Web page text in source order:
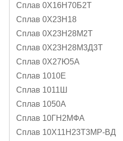
Сплав 0Х16Н70Б2Т
Сплав 0Х23Н18
Сплав 0Х23Н28М2Т
Сплав 0Х23Н28М3Д3Т
Сплав 0Х27Ю5А
Сплав 1010Е
Сплав 1011Ш
Сплав 1050А
Сплав 10ГН2МФА
Сплав 10Х11Н23Т3МР-ВД